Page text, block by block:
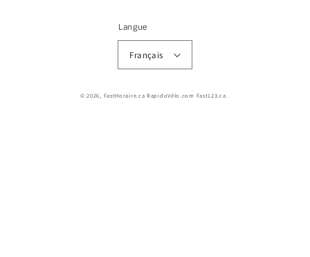
Langue
Français
© 2026, FastHoraire.ca RapidoVélo.com Fast123.ca .